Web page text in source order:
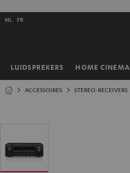
LUIDSPREKERS HOME CINEMA
Selecteer
NL FR
Home
ACCESSOIRES STEREO-RECEIVERS